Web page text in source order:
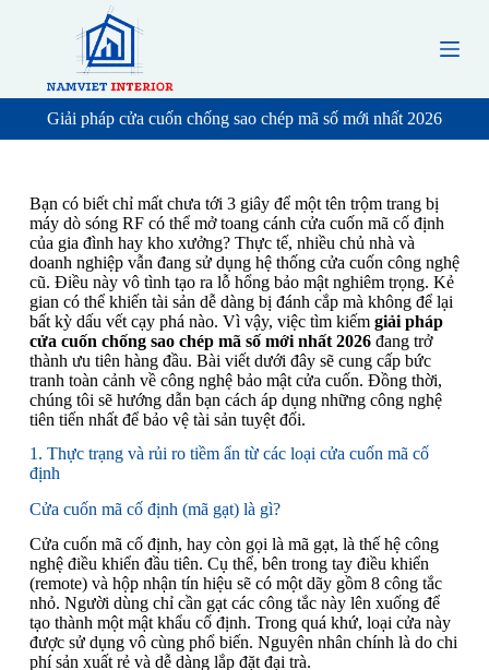
t
c
Giải pháp cửa cuốn chống sao chép mã số mới nhất 2026
Bạn có biết chỉ mất chưa tới 3 giây để một tên trộm trang bị
máy dò sóng RF có thể mở toang cánh cửa cuốn mã cố định
của gia đình hay kho xưởng? Thực tế, nhiều chủ nhà và
doanh nghiệp vẫn đang sử dụng hệ thống cửa cuốn công nghệ
cũ. Điều này vô tình tạo ra lỗ hổng bảo mật nghiêm trọng. Kẻ
gian có thể khiến tài sản dễ dàng bị đánh cắp mà không để lại
bất kỳ dấu vết cạy phá nào. Vì vậy, việc tìm kiếm giải pháp
cửa cuốn chống sao chép mã số mới nhất 2026đang trở
thành ưu tiên hàng đầu. Bài viết dưới đây sẽ cung cấp bức
tranh toàn cảnh về công nghệ bảo mật cửa cuốn. Đồng thời,
chúng tôi sẽ hướng dẫn bạn cách áp dụng những công nghệ
tiên tiến nhất để bảo vệ tài sản tuyệt đối.
1. Thực trạng và rủi ro tiềm ẩn từ các loại cửa cuốn mã cố
định
Cửa cuốn mã cố định (mã gạt) là gì?
Cửa cuốn mã cố định, hay còn gọi là mã gạt, là thế hệ công
nghệ điều khiển đầu tiên. Cụ thể, bên trong tay điều khiển
(remote) và hộp nhận tín hiệu sẽ có một dãy gồm 8 công tắc
nhỏ. Người dùng chỉ cần gạt các công tắc này lên xuống để
tạo thành một mật khẩu cố định. Trong quá khứ, loại cửa này
được sử dụng vô cùng phổ biến. Nguyên nhân chính là do chi
phí sản xuất rẻ và dễ dàng lắp đặt đại trà.